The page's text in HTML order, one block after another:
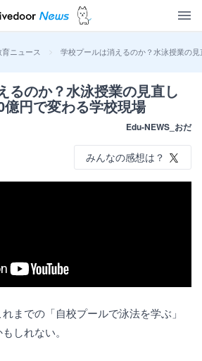
ニュース > 学校プールは消えるのか？水泳授業の
るのか？水泳授業の見直し
億円で変わる学校現場
Edu-NEWS_おだ
みんなの感想は？
までの「自校プールで泳法を学ぶ」
しれない。